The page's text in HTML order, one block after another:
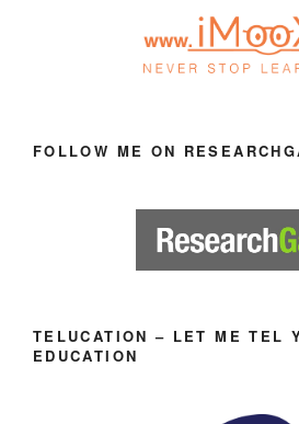
FOLLOW ME ON
TELUCATION – LET ME TEL
EDUCATION